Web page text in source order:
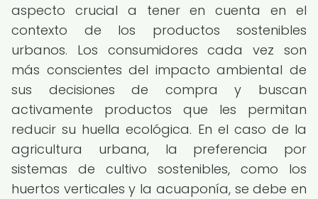
aspecto crucial a tener en cuenta en el
contexto de los productos sostenibles
urbanos. Los consumidores cada vez son
más conscientes del impacto ambiental de
sus decisiones de compra y buscan
activamente productos que les permitan
reducir su huella ecológica. En el caso de la
agricultura urbana, la preferencia por
sistemas de cultivo sostenibles, como los
huertos verticales y la acuaponía, se debe en